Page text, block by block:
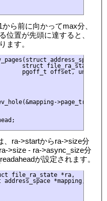
ら前に向かってmax分、
位置が先頭に達すると、
ます。
address_space
struct file_ra_state
pgoff_t offset,
>page_tree,
、ra->startからra->size分
>size - ra->async_size分
が設定されます。
file_ra_state *ra,
address_space *mapping,